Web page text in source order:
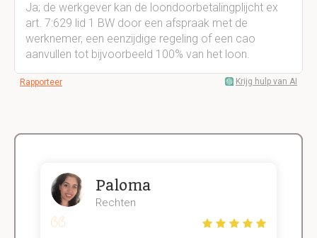
Ja; de werkgever kan de loondoorbetalingplijcht ex
art. 7:629 lid 1 BW door een afspraak met de
werknemer, een eenzijdige regeling of een cao
aanvullen tot bijvoorbeeld 100% van het loon.
Rapporteer Krijg hulp van AI
Paloma
Rechten